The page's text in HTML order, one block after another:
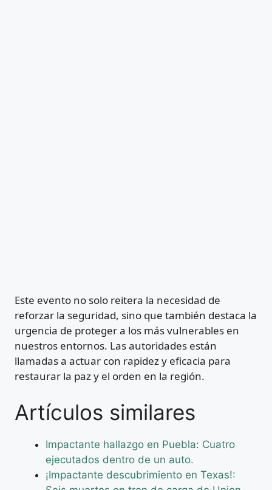
Este evento no solo reitera la necesidad de
reforzar la seguridad, sino que también destaca la
urgencia de proteger a los más vulnerables en
nuestros entornos. Las autoridades están
llamadas a actuar con rapidez y eficacia para
restaurar la paz y el orden en la región.
Artículos similares
Impactante hallazgo en Puebla: Cuatro
ejecutados dentro de un auto.
¡Impactante descubrimiento en Texas!: